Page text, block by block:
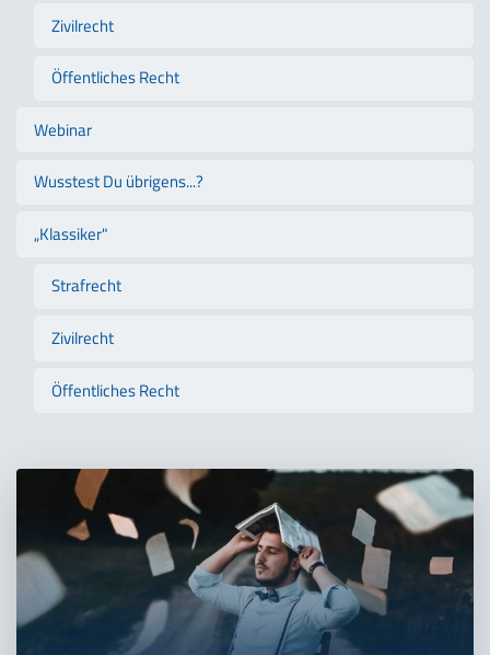
Zivilrecht
Öffentliches Recht
Webinar
Wusstest Du übrigens...?
„Klassiker"
Strafrecht
Zivilrecht
Öffentliches Recht